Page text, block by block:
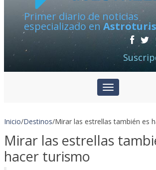
Primer diario de noticias
especializado en
Inicio/Destinos/Mirar las estrellas también es
Mirar las estrellas
hacer turismo